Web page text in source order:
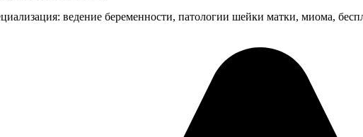
ведение беременности, патологии шейки матки, миома,